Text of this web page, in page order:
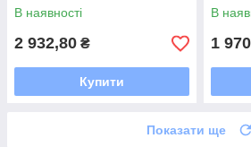
В наявності
2 932,80 ₴
Купити
В
1
Показати ще